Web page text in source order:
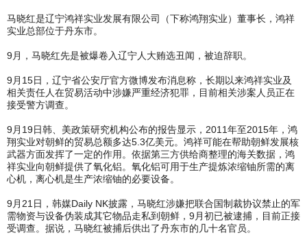
马晓红是辽宁鸿祥实业发展有限公司（下称鸿翔实业）董事长，鸿祥
实业总部位于丹东市。
9月，马晓红先是被爆卷入辽宁人大贿选丑闻，被迫辞职。
9月15日，辽宁省公安厅官方微博发布消息称，长期以来鸿祥实业及
相关责任人在贸易活动中涉嫌严重经济犯罪，目前相关涉案人员正在
接受警方调查。
9月19日韩、美政策研究机构公布的报告显示，2011年至2015年，鸿
翔实业对朝鲜的贸易总额多达5.3亿美元。鸿祥可能在帮助朝鲜发展核
武器方面发挥了一定的作用。依据第三方供给商整理的海关数据，鸿
祥实业向朝鲜提供了氧化铝。氧化铝可用于生产提炼浓缩铀所需的离
心机，离心机是生产浓缩铀的必要设备。
9月21日，韩媒Daily NK披露，马晓红涉嫌把联合国制裁协议禁止的军
需物资与设备伪装成其它物品走私到朝鲜，9月初已被逮捕，目前正接
受调查。据说，马晓红被捕后供出了丹东市的几十名官员。